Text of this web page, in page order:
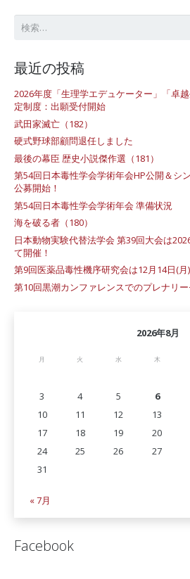
最近の投稿
2026年度「生理学エデュケーター」「卓
定制度：出願受付開始
武田家滅亡（182）
硬式野球部顧問退任しました
最後の幕臣 歴史小説傑作選（181）
第54回日本毒性学会学術年会HP公開＆シ
公募開始！
第54回日本毒性学会学術年会 準備状況
海を破る者（180）
日本動物実験代替法学会 第39回大会は
て開催！
第9回医薬品毒性機序研究会は12月14日(月
第10回黒潮カンファレンスでのプレナリ
2026年8月
月 火 水 木
3
4 5 6
10
11 12 13
17
18 19 20
24
25 26 27
31
« 7月
Facebook